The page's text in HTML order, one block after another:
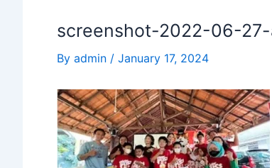
screenshot-2022-06-
By admin / January 17, 2024